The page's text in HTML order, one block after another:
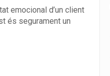
emocional d’un client
és segurament un